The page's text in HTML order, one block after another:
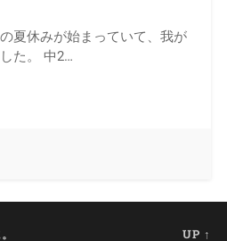
夏休みが始まっていて、我が
た。 中2…
UP ↑